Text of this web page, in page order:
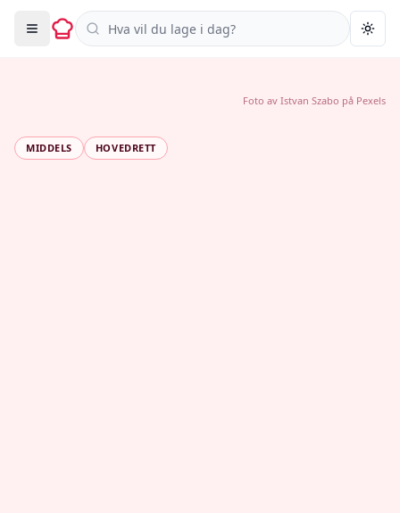
Søk i oppskrifter
MIDDELS HOVEDRETT
Foto av Istvan Szabo på Pexels